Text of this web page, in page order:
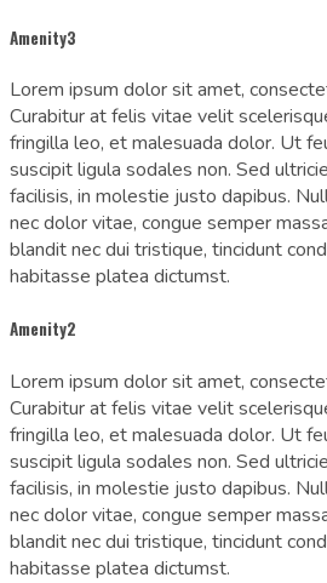
Amenity3
Lorem ipsum dolor sit amet,
Curabitur at felis vitae velit
fringilla leo, et malesuada dolor. Ut
suscipit ligula sodales non. Sed
facilisis, in molestie justo dapibus.
nec dolor vitae, congue semper
blandit nec dui tristique, tincidunt
habitasse platea dictumst.
Amenity2
Lorem ipsum dolor sit amet,
Curabitur at felis vitae velit
fringilla leo, et malesuada dolor. Ut
suscipit ligula sodales non. Sed
facilisis, in molestie justo dapibus.
nec dolor vitae, congue semper
blandit nec dui tristique, tincidunt
habitasse platea dictumst.